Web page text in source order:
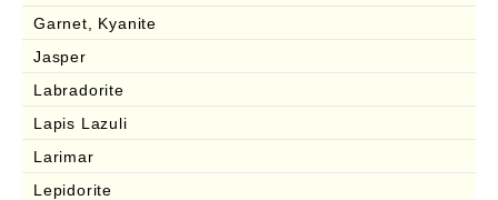
Garnet, Kyanite
Jasper
Labradorite
Lapis Lazuli
Larimar
Lepidorite